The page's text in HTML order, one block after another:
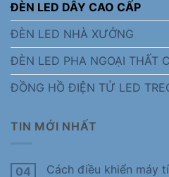
ĐÈN LED DÂY CAO CẤP
ĐÈN LED NHÀ XƯỞNG
ĐÈN LED PHA NGOẠI THẤT
ĐỒNG HỒ ĐIỆN TỬ LED
TIN MỚI NHẤT
04
Cách điều khiển máy